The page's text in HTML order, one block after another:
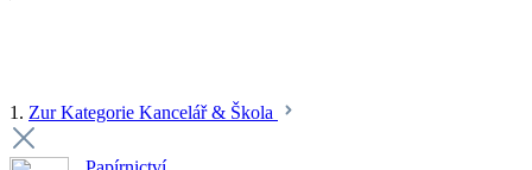
1. Zur Kategorie Kancelář & Škola